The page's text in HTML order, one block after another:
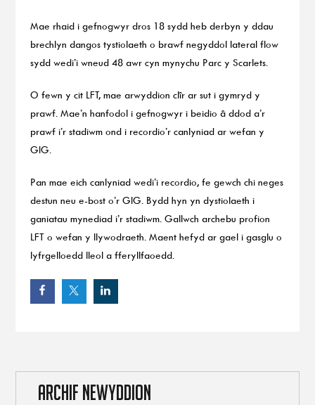
Mae rhaid i gefnogwyr dros 18 sydd heb derbyn y ddau
brechlyn dangos tystiolaeth o brawf negyddol lateral flow
sydd wedi’i wneud 48 awr cyn mynychu Parc y Scarlets.
O fewn y cit LFT, mae arwyddion clîr ar sut i gymryd y
prawf. Mae’n hanfodol i gefnogwyr i beidio â ddod a’r
prawf i’r stadiwm ond i recordio’r canlyniad ar wefan y
GIG.
Pan mae eich canlyniad wedi’i recordio, fe gewch chi neges
destun neu e-bost o’r GIG. Bydd hyn yn dystiolaeth i
ganiatau mynediad i’r stadiwm. Gallwch archebu profion
LFT o wefan y llywodraeth. Maent hefyd ar gael i gasglu o
lyfrgelloedd lleol a fferyllfaoedd.
ARCHIF NEWYDDION